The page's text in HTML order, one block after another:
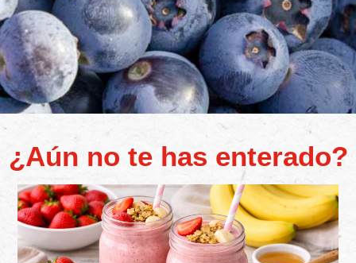
¿Aún no te has enterado?